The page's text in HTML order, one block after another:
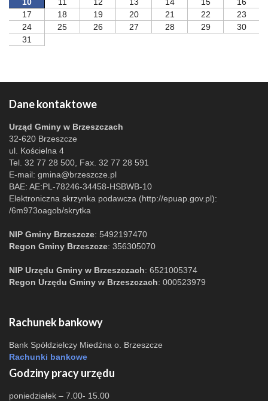
17
18 19 20 21 22
23
24
25 26 27 28 29
30
31
Dane kontaktowe
Urząd Gminy w Brzeszczach
32-620 Brzeszcze
ul. Kościelna 4
Tel. 32 77 28 500, Fax. 32 77 28 591
E-mail: gmina@brzeszcze.pl
BAE: AE:PL-78246-34458-HSBWB-10
Elektroniczna skrzynka podawcza (http://epuap.gov.pl):
/6m973oagob/skrytka
NIP Gminy Brzeszcze: 5492197470
Regon Gminy Brzeszcze: 356305070
NIP Urzędu Gminy w Brzeszczach: 6521005374
Regon Urzędu Gminy w Brzeszczach: 000523979
Rachunek bankowy
Bank Spółdzielczy Miedźna o. Brzeszcze
Rachunki bankowe
Godziny pracy urzędu
poniedziałek – 7.00- 15.00